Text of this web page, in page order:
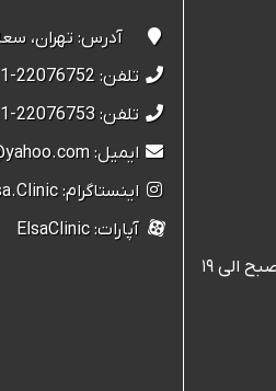
آدرس: تهران، سعادت
تلفن: 22076752-021
تلفن: 22076753-021
ایمیل: elsaclinic@yahoo.com
اینستاگرام: Elsa.Clinic
آپارات: ElsaClinic